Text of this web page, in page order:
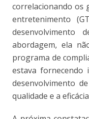
correlacionando os
entretenimento
desenvolvimento
abordagem, ela
programa de
estava fornecendo
desenvolvimento
qualidade e a